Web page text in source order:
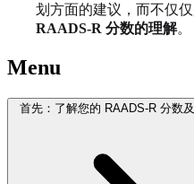
划方面的建议，而不仅
RAADS-R 分数的理解。
Menu
首先：了解您的 RAADS-R 分数